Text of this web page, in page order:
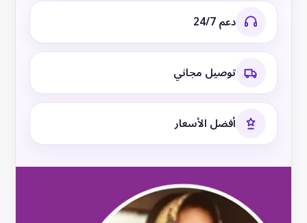
دعم 24/7
توصيل مجاني
أفضل الأسعار